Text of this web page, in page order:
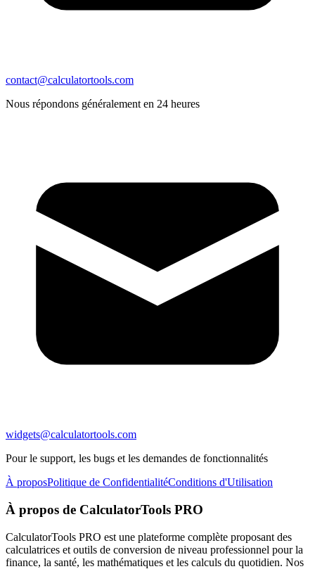
contact@calculatortools.com
Nous répondons généralement en 24 heures
widgets@calculatortools.com
Pour le support, les bugs et les demandes de fonctionnalités
À proposPolitique de ConfidentialitéConditions d'Utilisation
À propos de CalculatorTools PRO
CalculatorTools PRO est une plateforme complète proposant des
calculatrices et outils de conversion de niveau professionnel pour la
finance, la santé, les mathématiques et les calculs du quotidien. Nos